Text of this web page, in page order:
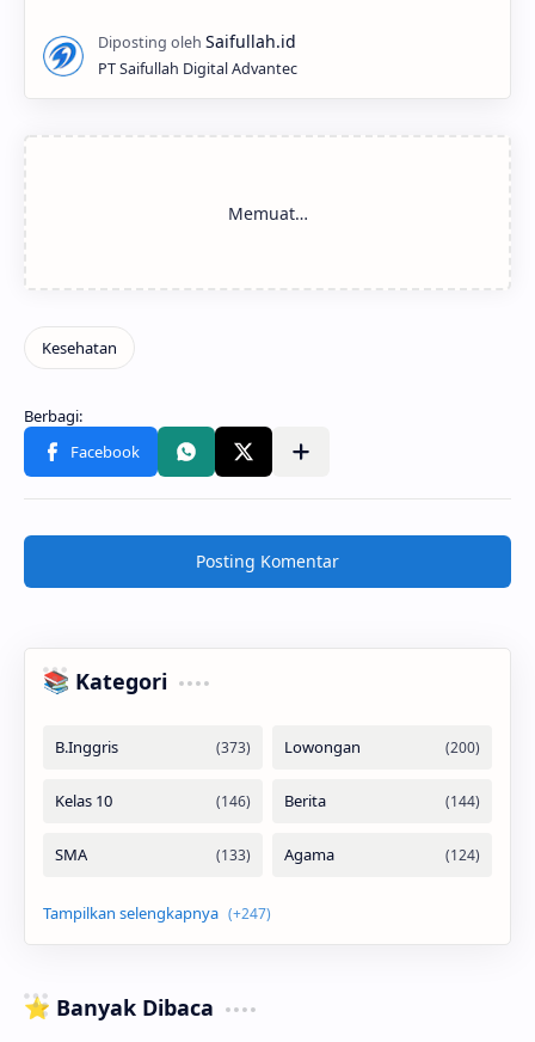
PT Saifullah Digital Advantec
Posting Komentar
📚 Kategori
⭐ Banyak Dibaca